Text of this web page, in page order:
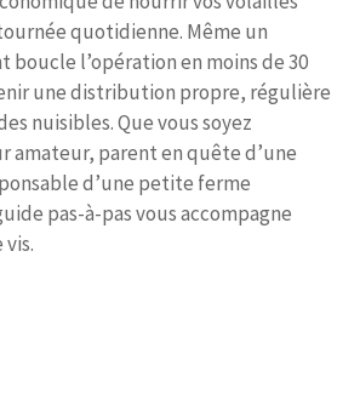
quotidienne. Même un
l’opération en moins de 30
une distribution propre, régulière
nuisibles. Que vous soyez
amateur, parent en quête d’une
d’une petite ferme
pas-à-pas vous accompagne